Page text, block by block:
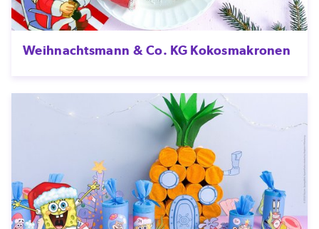
Weihnachtsmann & Co. KG Kokosmakronen